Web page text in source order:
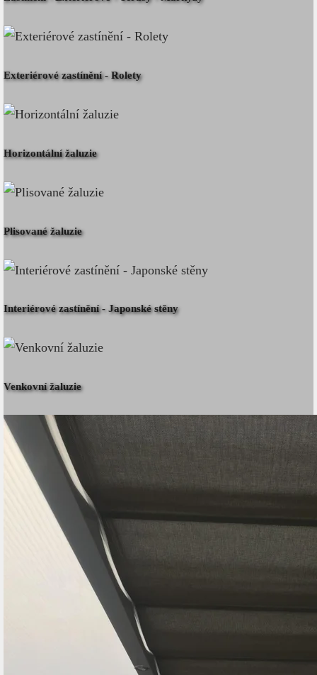
Exteriérové zastínění - Rolety
Horizontální žaluzie
Plisované žaluzie
Interiérové zastínění - Japonské stěny
Venkovní žaluzie